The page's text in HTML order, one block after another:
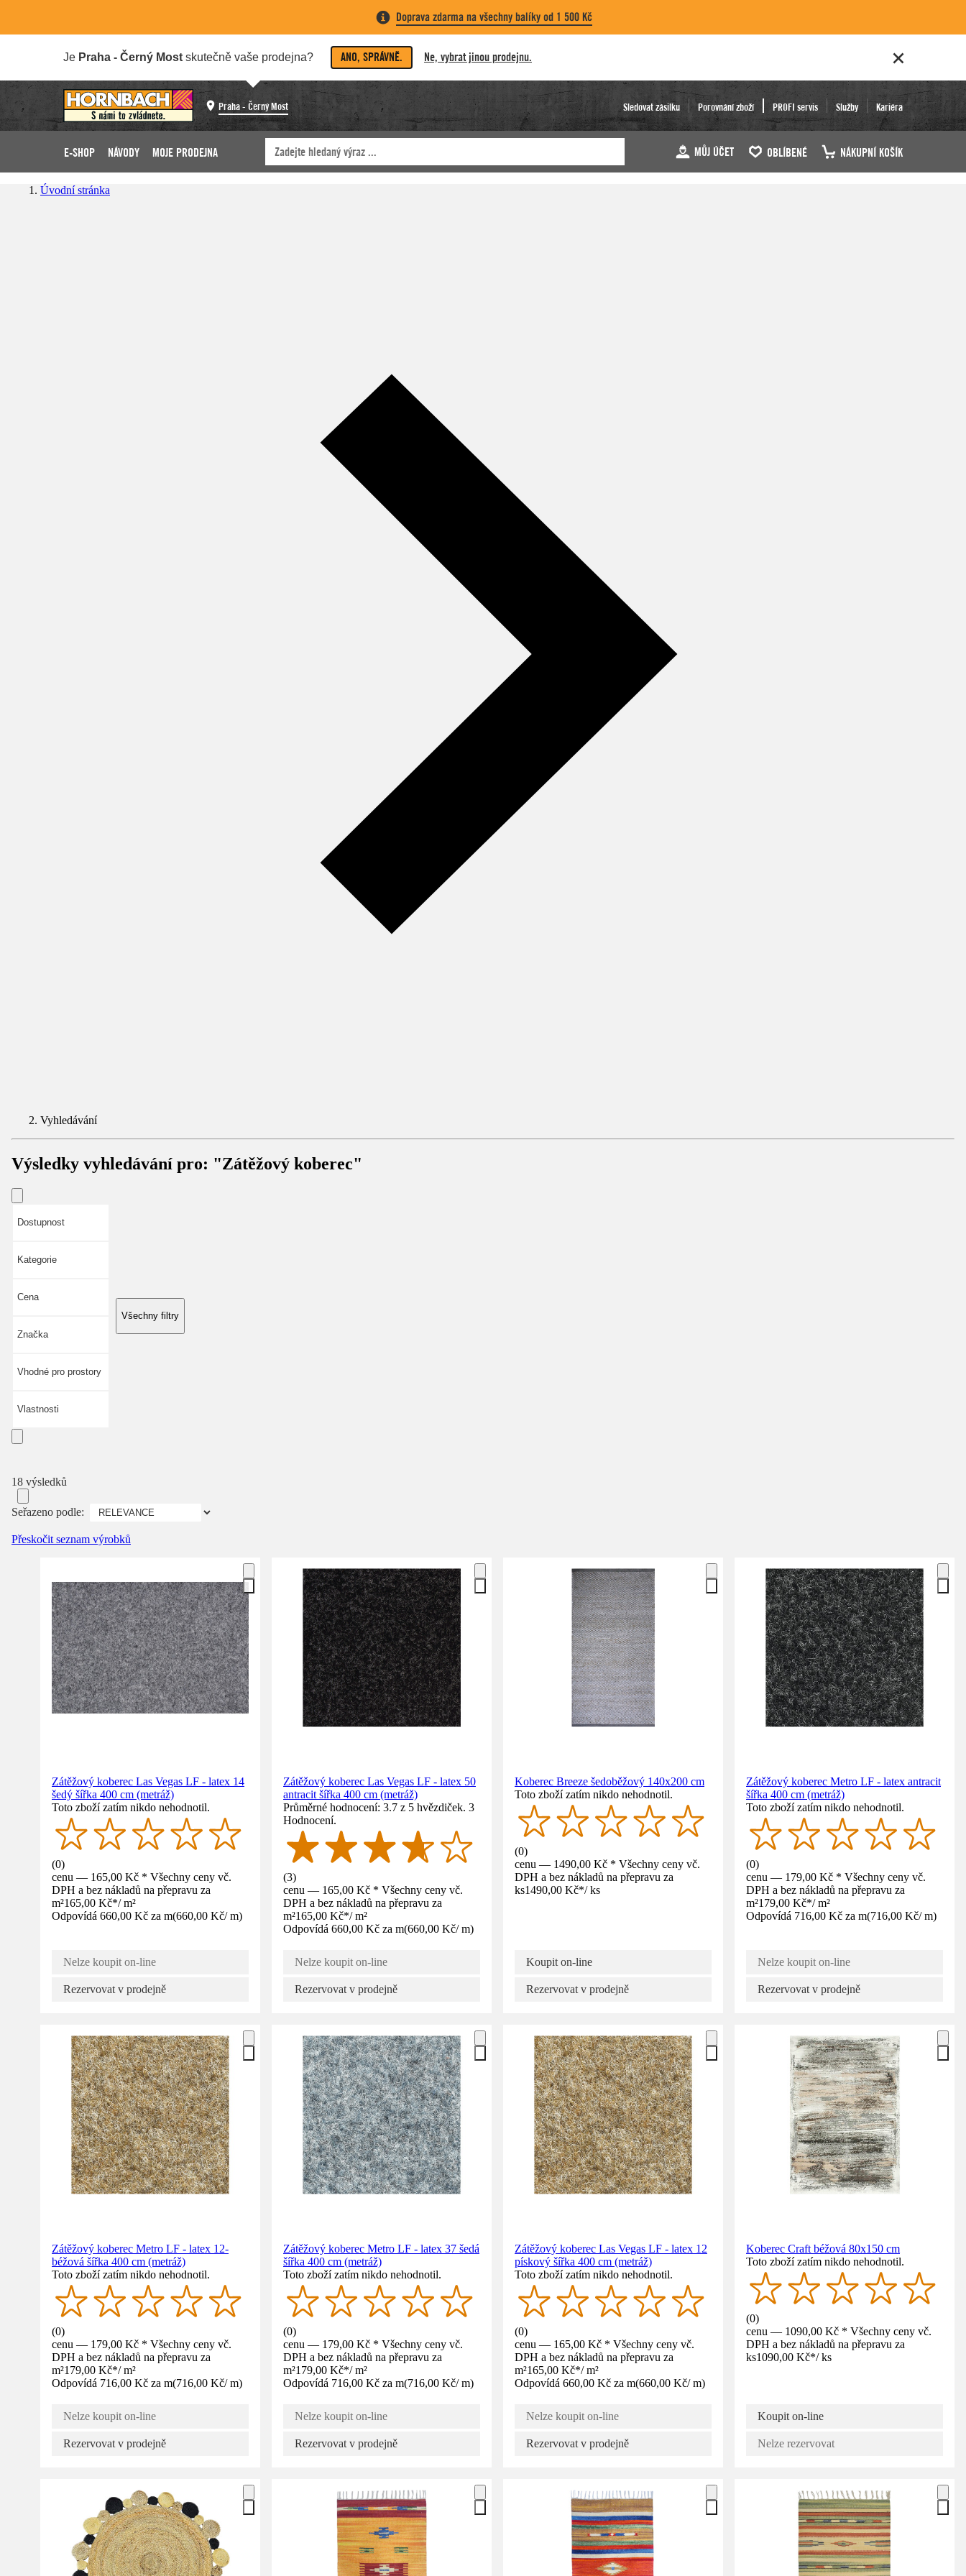
Doprava zdarma na všechny balíky od 1 500 Kč
Je Praha - Černý Most skutečně vaše prodejna? ANO, SPRÁVNĚ. Ne, vybrat jinou prodejnu.
Praha - Černý Most Sledovat zásilku Porovnání zboží PROFI servis Služby Kariéra
E-SHOP NÁVODY MOJE PRODEJNA MŮJ ÚČET OBLÍBENÉ NÁKUPNÍ KOŠÍK
Úvodní stránka
Vyhledávání
Výsledky vyhledávání pro: "Zátěžový koberec"
Dostupnost
Kategorie
Cena
Značka
Vhodné pro prostory
Vlastnosti
Všechny filtry
18 výsledků
Seřazeno podle:
Přeskočit seznam výrobků
Zátěžový koberec Las Vegas LF - latex 14
šedý šířka 400 cm (metráž)
Toto zboží zatím nikdo nehodnotil.
(0)
cenu — 165,00 Kč * Všechny ceny vč.
DPH a bez nákladů na přepravu za
m²165,00 Kč*/ m²
Odpovídá 660,00 Kč za m(660,00 Kč/ m)
Nelze koupit on-line
Rezervovat v prodejně
Zátěžový koberec Las Vegas LF - latex 50
antracit šířka 400 cm (metráž)
Průměrné hodnocení: 3.7 z 5 hvězdiček. 3
Hodnocení.
(3)
cenu — 165,00 Kč * Všechny ceny vč.
DPH a bez nákladů na přepravu za
m²165,00 Kč*/ m²
Odpovídá 660,00 Kč za m(660,00 Kč/ m)
Nelze koupit on-line
Rezervovat v prodejně
Koberec Breeze šedoběžový 140x200 cm
Toto zboží zatím nikdo nehodnotil.
(0)
cenu — 1490,00 Kč * Všechny ceny vč.
DPH a bez nákladů na přepravu za
ks1490,00 Kč*/ ks
Koupit on-line
Rezervovat v prodejně
Zátěžový koberec Metro LF - latex antracit
šířka 400 cm (metráž)
Toto zboží zatím nikdo nehodnotil.
(0)
cenu — 179,00 Kč * Všechny ceny vč.
DPH a bez nákladů na přepravu za
m²179,00 Kč*/ m²
Odpovídá 716,00 Kč za m(716,00 Kč/ m)
Nelze koupit on-line
Rezervovat v prodejně
Zátěžový koberec Metro LF - latex 12-
béžová šířka 400 cm (metráž)
Toto zboží zatím nikdo nehodnotil.
(0)
cenu — 179,00 Kč * Všechny ceny vč.
DPH a bez nákladů na přepravu za
m²179,00 Kč*/ m²
Odpovídá 716,00 Kč za m(716,00 Kč/ m)
Nelze koupit on-line
Rezervovat v prodejně
Zátěžový koberec Metro LF - latex 37 šedá
šířka 400 cm (metráž)
Toto zboží zatím nikdo nehodnotil.
(0)
cenu — 179,00 Kč * Všechny ceny vč.
DPH a bez nákladů na přepravu za
m²179,00 Kč*/ m²
Odpovídá 716,00 Kč za m(716,00 Kč/ m)
Nelze koupit on-line
Rezervovat v prodejně
Zátěžový koberec Las Vegas LF - latex 12
pískový šířka 400 cm (metráž)
Toto zboží zatím nikdo nehodnotil.
(0)
cenu — 165,00 Kč * Všechny ceny vč.
DPH a bez nákladů na přepravu za
m²165,00 Kč*/ m²
Odpovídá 660,00 Kč za m(660,00 Kč/ m)
Nelze koupit on-line
Rezervovat v prodejně
Koberec Craft béžová 80x150 cm
Toto zboží zatím nikdo nehodnotil.
(0)
cenu — 1090,00 Kč * Všechny ceny vč.
DPH a bez nákladů na přepravu za
ks1090,00 Kč*/ ks
Koupit on-line
Nelze rezervovat